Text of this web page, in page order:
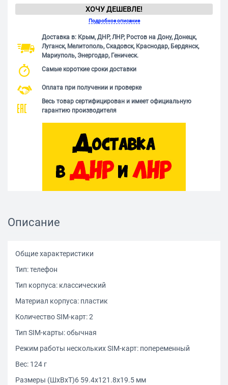
ХОЧУ ДЕШЕВЛЕ!
Подробное описание
Доставка в: Крым, ДНР, ЛНР, Ростов на Дону, Донецк,
Луганск, Мелитополь, Скадовск, Краснодар, Бердянск,
Мариуполь, Энергодар, Геническ.
Самые короткие сроки доставки
Оплата при получении и проверке
Весь товар сертифицирован и имеет официальную
гарантию производителя
Описание
Общие характеристики
Тип: телефон
Тип корпуса: классический
Материал корпуса: пластик
Количество SIM-карт: 2
Тип SIM-карты: обычная
Режим работы нескольких SIM-карт: попеременный
Вес: 124 г
Размеры (ШxВxТ)6 59.4x121.8x19.5 мм